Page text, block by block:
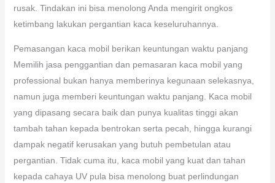
rusak. Tindakan ini bisa menolong Anda mengirit ongkos
ketimbang lakukan pergantian kaca keseluruhannya.
Pemasangan kaca mobil berikan keuntungan waktu panjang
Memilih jasa penggantian dan pemasaran kaca mobil yang
professional bukan hanya memberinya kegunaan selekasnya,
namun juga memberi keuntungan waktu panjang. Kaca mobil
yang dipasang secara baik dan punya kualitas tinggi akan
tambah tahan kepada bentrokan serta pecah, hingga kurangi
dampak negatif kerusakan yang butuh pembetulan atau
pergantian. Tidak cuma itu, kaca mobil yang kuat dan tahan
kepada cahaya UV pula bisa menolong buat perlindungan